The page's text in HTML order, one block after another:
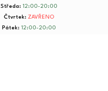
Středa: 12:00-20:00
Čtvrtek: ZAVŘENO
Pátek: 12:00-20:00